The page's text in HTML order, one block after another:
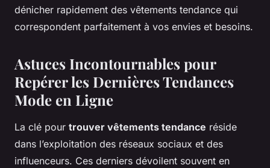
dénicher rapidement des vêtements tendance qui
correspondent parfaitement à vos envies et besoins.
Astuces Incontournables pour
Repérer les Dernières Tendances
Mode en Ligne
La clé pour trouver vêtements tendance réside
dans l’exploitation des réseaux sociaux et des
influenceurs. Ces derniers dévoilent souvent en